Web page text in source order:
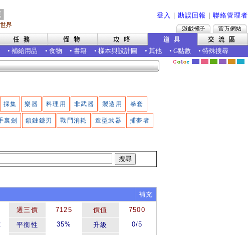
登入 ｜ 勘誤回報 ｜ 聯絡管理者
• 補給用品 • 食物 • 書籍 • 樣本與設計圖 • 其他 • G點數 • 特殊搜尋
採集 樂器 料理用 非武器 製造用 拳套
裏劍 鎖鏈鐮刃 戰鬥消耗 造型武器 捕夢者
補充
週三價 7125 價值
7500
平衡性 35% 升級 0/5